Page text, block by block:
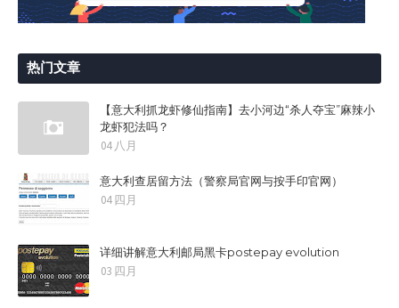
热门文章
【意大利抓龙虾修仙指南】去小河边“杀人夺宝”麻辣小
龙虾犯法吗？
04 八月
意大利查居留方法（警察局官网与按手印官网）
04 四月
详细讲解意大利邮局黑卡postepay evolution
03 四月